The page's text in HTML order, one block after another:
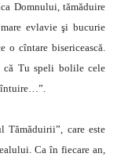
Domnului, tămăduire
evlavie şi bucurie
o cîntare bisericească.
că Tu speli bolile cele
Tămăduirii”, care este
Ca în fiecare an,